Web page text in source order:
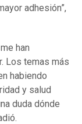
adhesión”,
han
Los temas más
habiendo
y salud
duda dónde